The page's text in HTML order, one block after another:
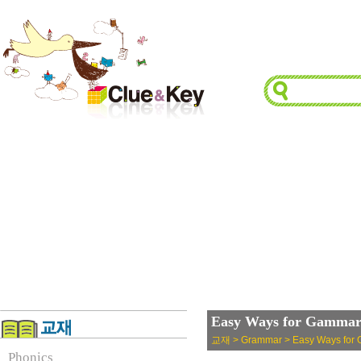
Phonics
Easy Ways for
교재 > Grammar > Easy Ways for